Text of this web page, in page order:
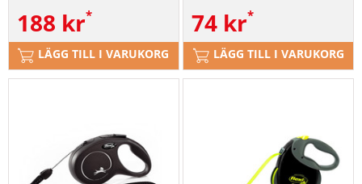
188 kr
LÄGG TILL I VARUKORG
74 kr
LÄGG TILL I VARUKORG